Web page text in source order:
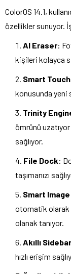
ColorOS 14.1,
özellikler sunuyor.
AI Eraser:
kişileri kolayca
Smart Touch
konusunda yeni
Trinity
ömrünü uzatıyor
sağlıyor.
File Dock:
taşımanızı
Smart
otomatik olarak
olanak tanıyor.
Akıllı Sidebar
hızlı erişim